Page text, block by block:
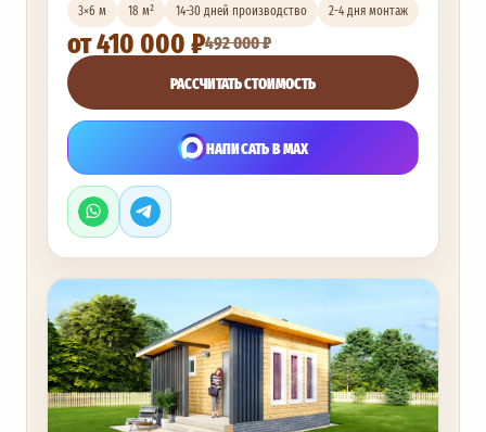
3×6 м 18 м² 14-30 дней производство 2-4 дня монтаж
от 410 000 ₽492 000 ₽
РАССЧИТАТЬ СТОИМОСТЬ
НАПИСАТЬ В MAX